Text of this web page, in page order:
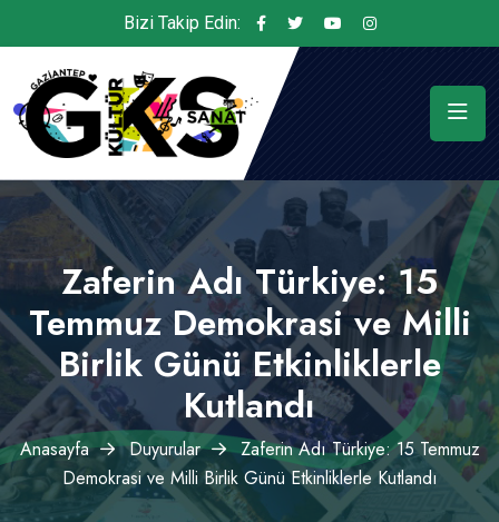
Bizi Takip Edin:
Zaferin Adı Türkiye: 15
Temmuz Demokrasi ve Milli
Birlik Günü Etkinliklerle
Kutlandı
Anasayfa Duyurular
Zaferin Adı Türkiye: 15 Temmuz
Demokrasi ve Milli Birlik Günü Etkinliklerle Kutlandı